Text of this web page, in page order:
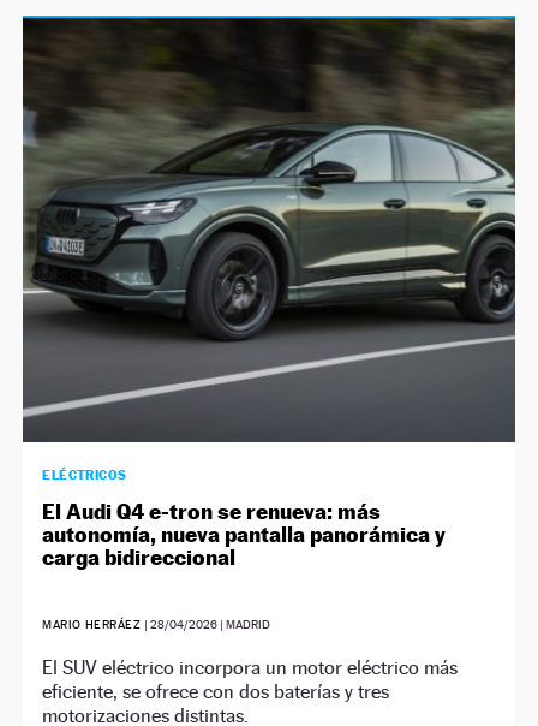
ELÉCTRICOS
El Audi Q4 e-tron se renueva: más
autonomía, nueva pantalla panorámica y
carga bidireccional
MARIO HERRÁEZ |28/04/2026 | MADRID
El SUV eléctrico incorpora un motor eléctrico más
eficiente, se ofrece con dos baterías y tres
motorizaciones distintas.